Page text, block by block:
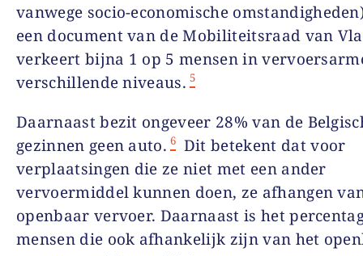
vanwege socio-economische
een document van de Mobiliteitsraad van
verkeert bijna 1 op 5 mensen in
verschillende niveaus. 5
Daarnaast bezit ongeveer 28% van de
gezinnen geen auto. 6 Dit betekent dat voor
verplaatsingen die ze niet met een ander
vervoermiddel kunnen doen, ze afhangen
openbaar vervoer. Daarnaast is het
mensen die ook afhankelijk zijn van het